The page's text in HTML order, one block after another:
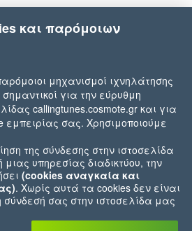
και παρόμοιων
μηχανισμοί ιχνηλάτησης
για την εύρυθμη
callingtunes.cosmote.gr και για
εμπειρίας σας. Χρησιμοποιούμε
της σύνδεσης στην ιστοσελίδα
υπηρεσίας διαδικτύου, την
(cookies αναγκαία και
. Χωρίς αυτά τα cookies δεν είναι
σύνδεσή σας στην ιστοσελίδα μας
(π.χ.cookies που αφορούν